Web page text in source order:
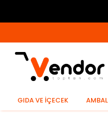
GIDA VE İÇECEK